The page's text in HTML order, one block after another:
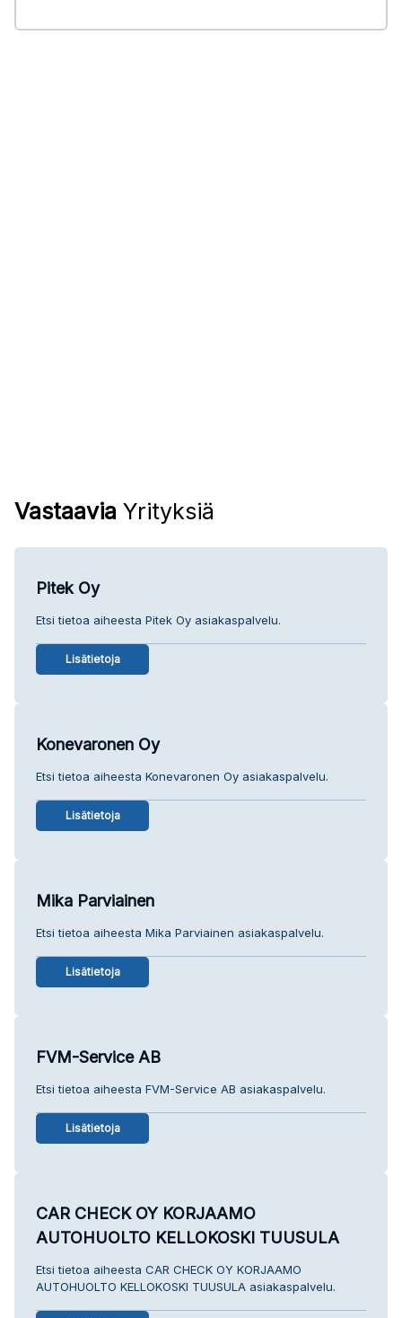
Vastaavia Yrityksiä
Pitek Oy
Etsi tietoa aiheesta Pitek Oy asiakaspalvelu.
Lisätietoja
Konevaronen Oy
Etsi tietoa aiheesta Konevaronen Oy asiakaspalvelu.
Lisätietoja
Mika Parviainen
Etsi tietoa aiheesta Mika Parviainen asiakaspalvelu.
Lisätietoja
FVM-Service AB
Etsi tietoa aiheesta FVM-Service AB asiakaspalvelu.
Lisätietoja
CAR CHECK OY KORJAAMO
AUTOHUOLTO KELLOKOSKI TUUSULA
Etsi tietoa aiheesta CAR CHECK OY KORJAAMO
AUTOHUOLTO KELLOKOSKI TUUSULA asiakaspalvelu.